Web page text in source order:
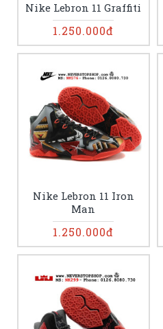
Nike Lebron 11 Graffiti
1.250.000đ
Nike Lebron 11 Iron
Man
1.250.000đ